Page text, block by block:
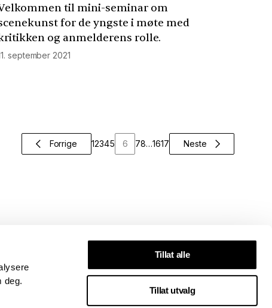
deg.
Tillat alle
Tillat utvalg
til mini-seminar om
for de yngste i møte med
og anmelderens rolle.
september 2021
Forrige 12345 6 78…1617 Neste